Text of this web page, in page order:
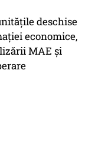
deschise
economice,
MAE şi